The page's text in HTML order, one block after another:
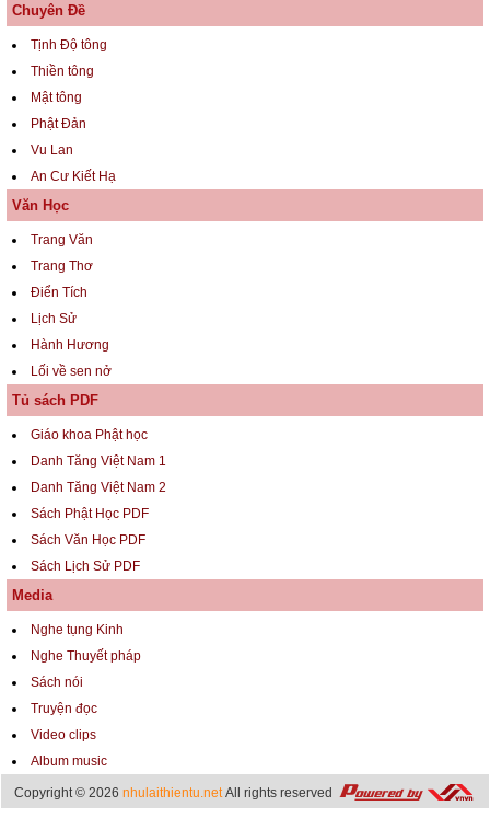
Chuyên Đề
Tịnh Độ tông
Thiền tông
Mật tông
Phật Đản
Vu Lan
An Cư Kiết Hạ
Văn Học
Trang Văn
Trang Thơ
Điển Tích
Lịch Sử
Hành Hương
Lối về sen nở
Tủ sách PDF
Giáo khoa Phật học
Danh Tăng Việt Nam 1
Danh Tăng Việt Nam 2
Sách Phật Học PDF
Sách Văn Học PDF
Sách Lịch Sử PDF
Media
Nghe tụng Kinh
Nghe Thuyết pháp
Sách nói
Truyện đọc
Video clips
Album music
Copyright © 2026 nhulaithientu.netAll rights reserved